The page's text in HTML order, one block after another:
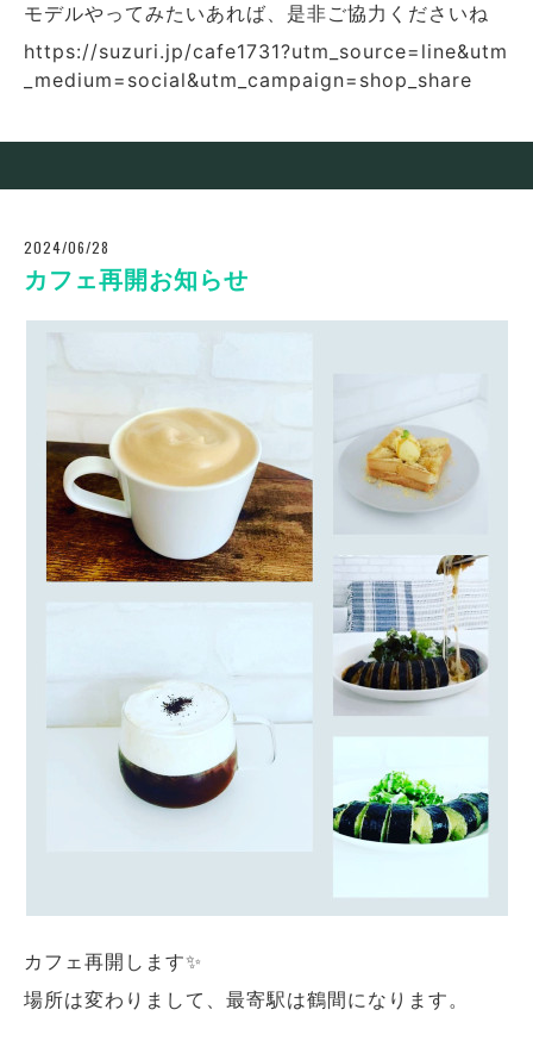
モデルやってみたいあれば、是非ご協力くださいね
https://suzuri.jp/cafe1731?utm_source=line&utm
_medium=social&utm_campaign=shop_share
2024/06/28
カフェ再開お知らせ
カフェ再開します✨
場所は変わりまして、最寄駅は鶴間になります。